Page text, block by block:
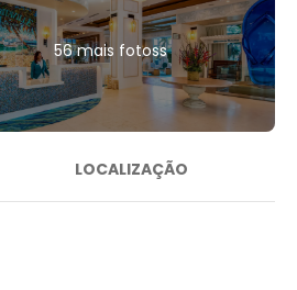
56 mais fotoss
LOCALIZAÇÃO